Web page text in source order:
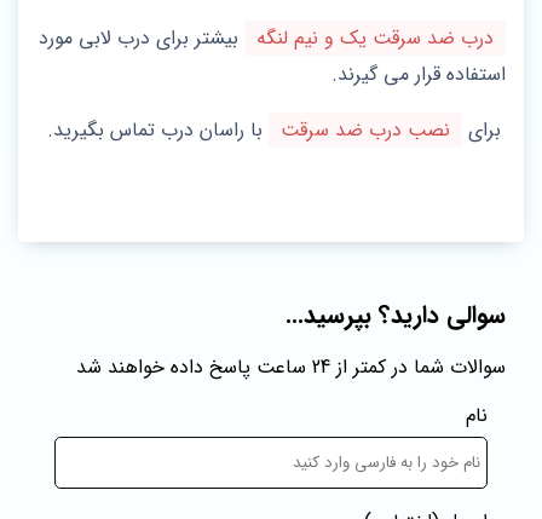
درب ضد سرقت یک و نیم لنگه
بیشتر برای درب لابی مورد
استفاده قرار می گیرند.
برای
نصب درب ضد سرقت با راسان درب تماس بگیرید.
سوالی دارید؟ بپرسید...
سوالات شما در کمتر از 24 ساعت پاسخ داده خواهند شد
نام